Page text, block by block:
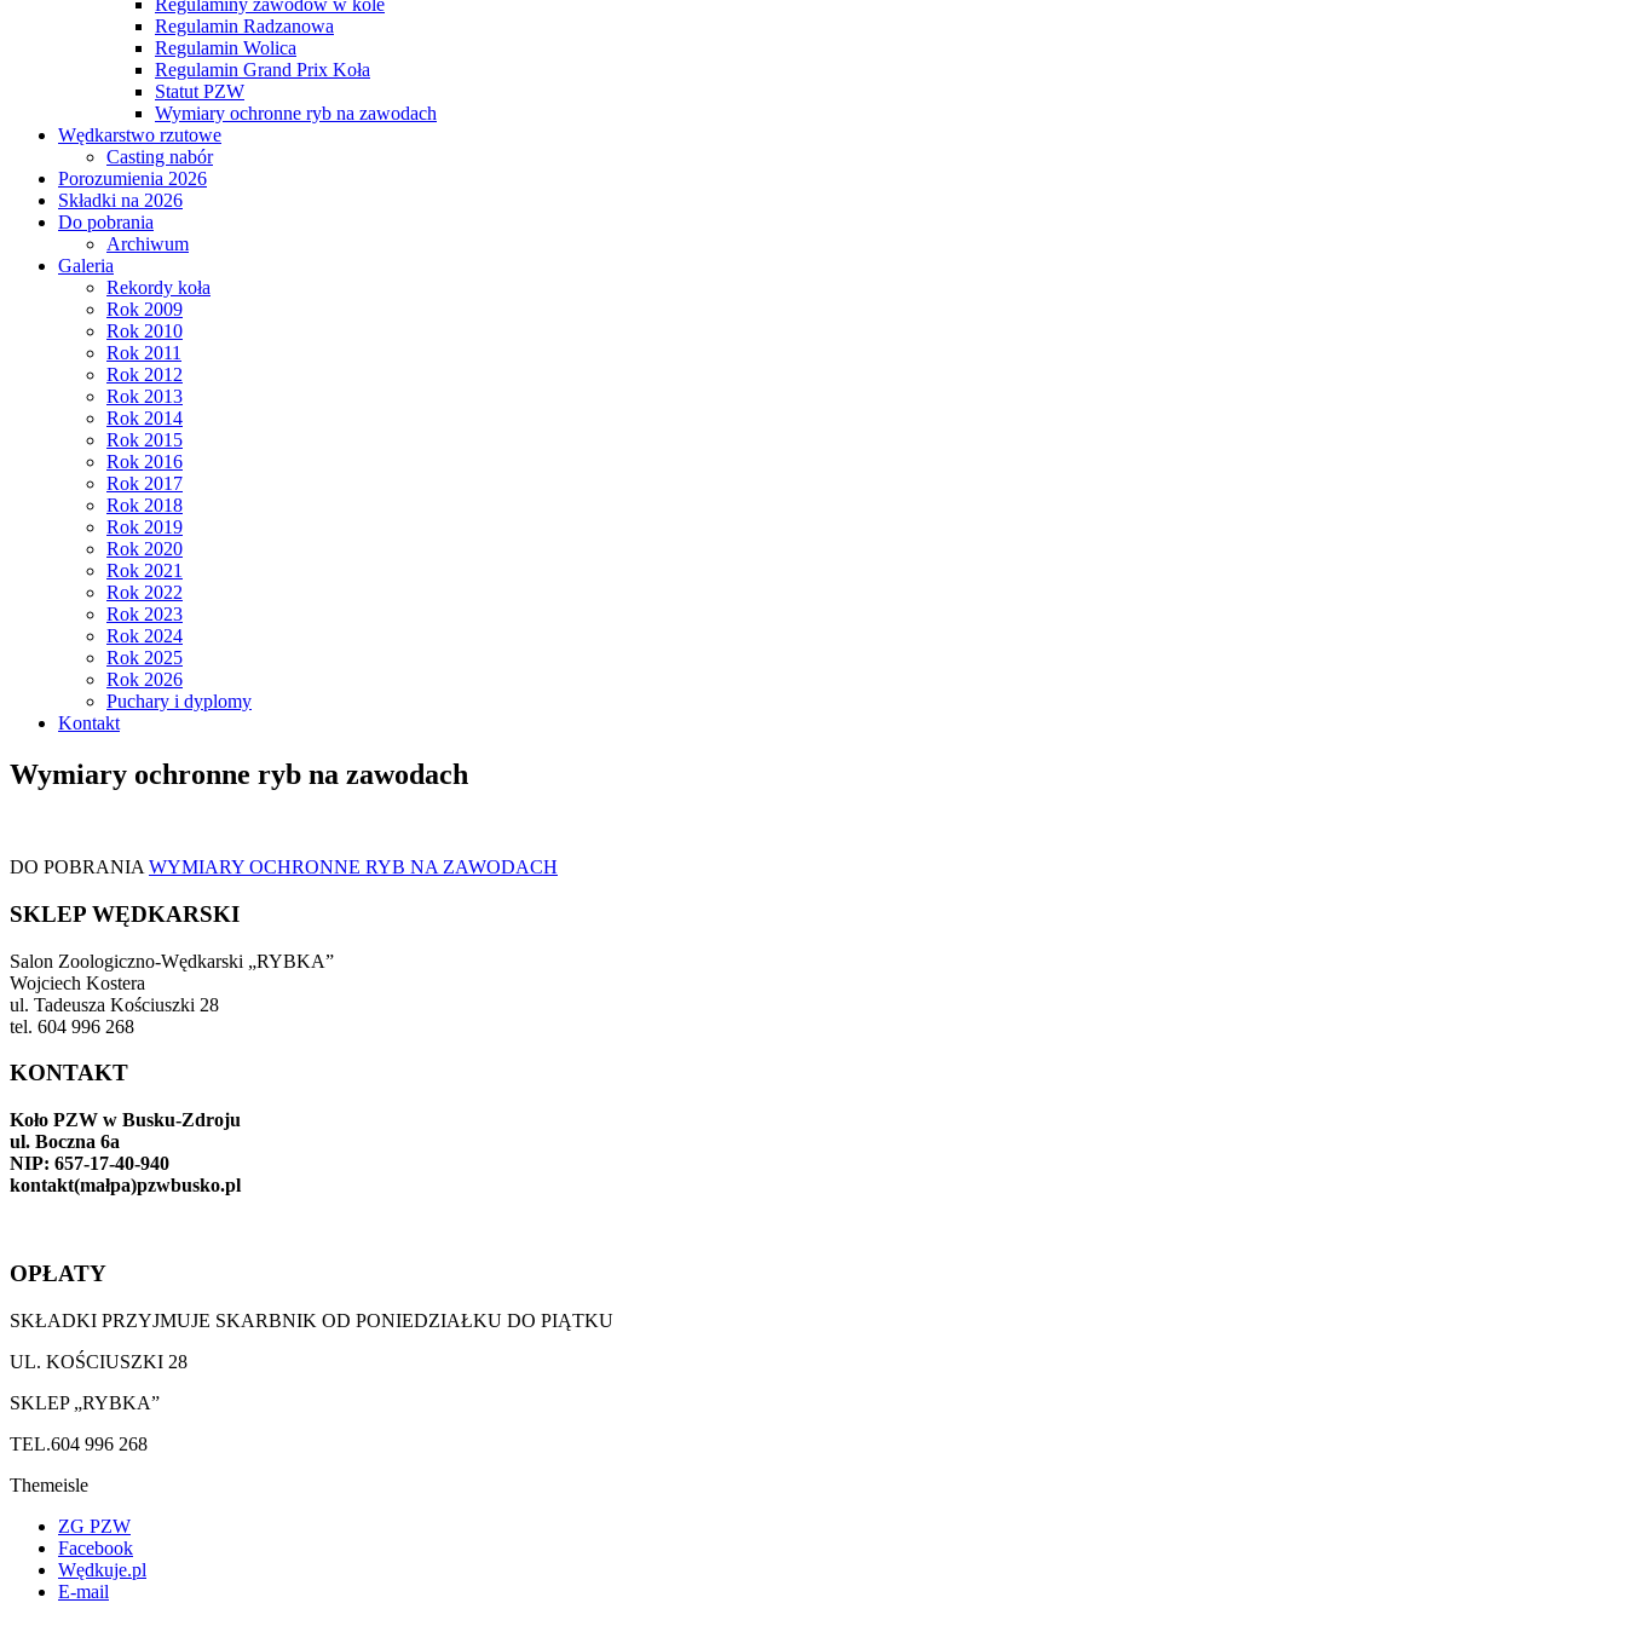
Regulaminy zawodów w kole
Regulamin Radzanowa
Regulamin Wolica
Regulamin Grand Prix Koła
Statut PZW
Wymiary ochronne ryb na zawodach
Wędkarstwo rzutowe
Casting nabór
Porozumienia 2026
Składki na 2026
Do pobrania
Archiwum
Galeria
Rekordy koła
Rok 2009
Rok 2010
Rok 2011
Rok 2012
Rok 2013
Rok 2014
Rok 2015
Rok 2016
Rok 2017
Rok 2018
Rok 2019
Rok 2020
Rok 2021
Rok 2022
Rok 2023
Rok 2024
Rok 2025
Rok 2026
Puchary i dyplomy
Kontakt
Wymiary ochronne ryb na zawodach
DO POBRANIA WYMIARY OCHRONNE RYB NA ZAWODACH
SKLEP WĘDKARSKI
Salon Zoologiczno-Wędkarski „RYBKA”
Wojciech Kostera
ul. Tadeusza Kościuszki 28
tel. 604 996 268
KONTAKT
Koło PZW w Busku-Zdroju
ul. Boczna 6a
NIP: 657-17-40-940
kontakt(małpa)pzwbusko.pl
OPŁATY
SKŁADKI PRZYJMUJE SKARBNIK OD PONIEDZIAŁKU DO PIĄTKU
UL. KOŚCIUSZKI 28
SKLEP „RYBKA”
TEL.604 996 268
Themeisle
Drugie
menu
ZG PZW
Facebook
Wędkuje.pl
E-mail